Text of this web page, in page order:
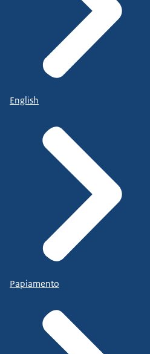
English
Papiamento